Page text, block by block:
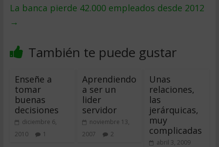
La banca pierde 42.000 empleados desde 2012
→
También te puede gustar
Enseñe a
tomar
buenas
decisiones
diciembre 6,
2010
1
Aprendiendo
a ser un
lider
servidor
noviembre 13,
2007
2
Unas
relaciones,
las
jerárquicas,
muy
complicadas
abril 3, 2009